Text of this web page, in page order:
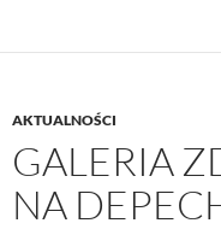
AKTUALNOŚCI
GALERIA
NA